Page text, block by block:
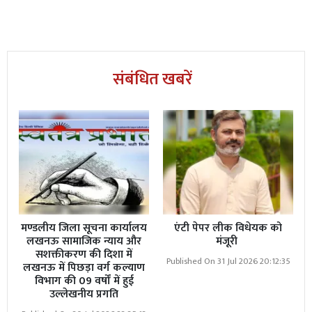
संबंधित खबरें
मण्डलीय जिला सूचना कार्यालय
लखनऊ सामाजिक न्याय और
सशक्तीकरण की दिशा में
लखनऊ में पिछड़ा वर्ग कल्याण
विभाग की 09 वर्षों में हुई
उल्लेखनीय प्रगति
एंटी पेपर लीक विधेयक को
मंजूरी
Published On 31 Jul 2026 20:12:35